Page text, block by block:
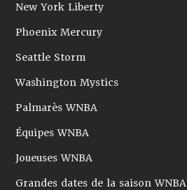
New York Liberty
Phoenix Mercury
Seattle Storm
Washington Mystics
Palmarès WNBA
Équipes WNBA
Joueuses WNBA
Grandes dates de la saison WNBA